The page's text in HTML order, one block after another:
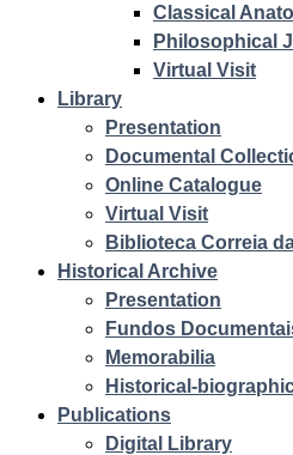
Classical
Philosophical
Virtual Visit
Library
Presentation
Documental
Online Catalogue
Virtual Visit
Biblioteca Correia
Historical Archive
Presentation
Fundos
Memorabilia
Historical-
Publications
Digital Library